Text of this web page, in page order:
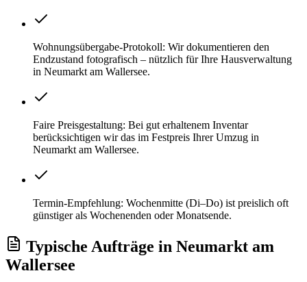
Wohnungsübergabe-Protokoll: Wir dokumentieren den
Endzustand fotografisch – nützlich für Ihre Hausverwaltung
in Neumarkt am Wallersee.
Faire Preisgestaltung: Bei gut erhaltenem Inventar
berücksichtigen wir das im Festpreis Ihrer Umzug in
Neumarkt am Wallersee.
Termin-Empfehlung: Wochenmitte (Di–Do) ist preislich oft
günstiger als Wochenenden oder Monatsende.
Typische Aufträge in Neumarkt am
Wallersee